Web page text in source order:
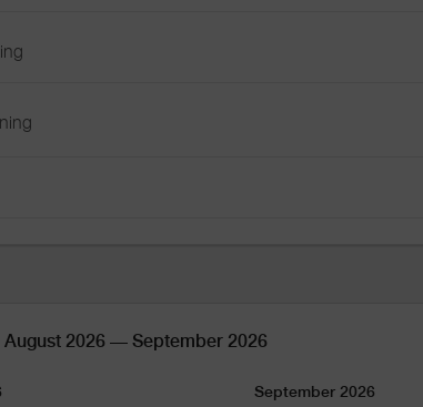
August 2026 — September 2026
September 2026